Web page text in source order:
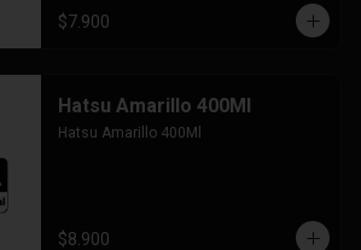
$7.900
Hatsu Amarillo 400Ml
Hatsu Amarillo 400Ml
$8.900